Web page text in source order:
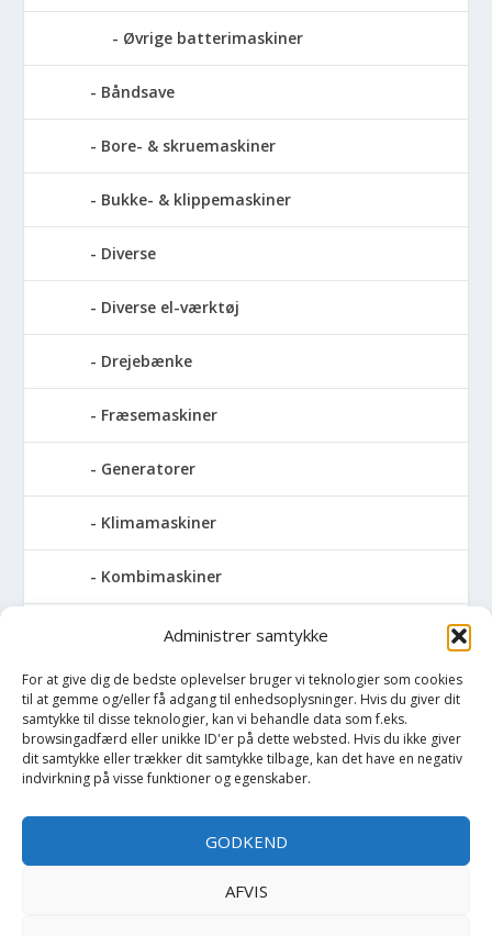
Administrer samtykke
For at give dig de bedste oplevelser bruger vi teknologier som cookies
til at gemme og/eller få adgang til enhedsoplysninger. Hvis du giver dit
samtykke til disse teknologier, kan vi behandle data som f.eks.
browsingadfærd eller unikke ID'er på dette websted. Hvis du ikke giver
dit samtykke eller trækker dit samtykke tilbage, kan det have en negativ
indvirkning på visse funktioner og egenskaber.
GODKEND
AFVIS
Øvrige batterimaskiner
Båndsave
Bore- & skruemaskiner
Bukke- & klippemaskiner
Diverse
Diverse el-værktøj
Drejebænke
Fræsemaskiner
Generatorer
Klimamaskiner
Kombimaskiner
Kompressor
Pressemaskiner
Save
Søjlebore- & bænkboremaskiner